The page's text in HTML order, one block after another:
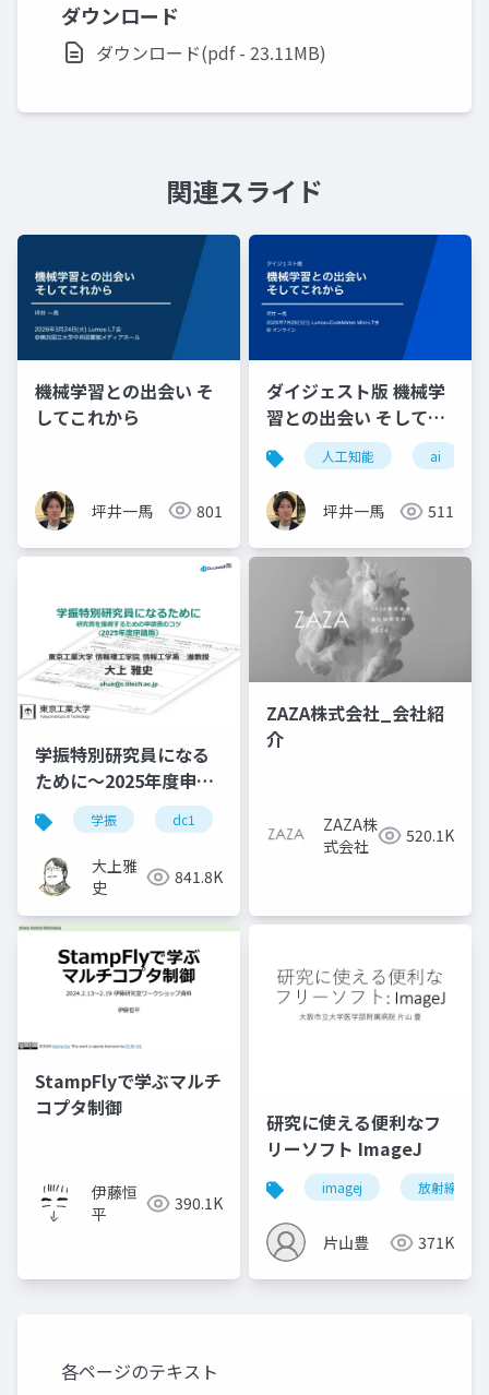
ダウンロード
ダウンロード(pdf - 23.11MB)
関連スライド
機械学習との出会い そ
してこれから
坪井一馬 801
ダイジェスト版 機械学
習との出会い そしてこ
れから 人工知能 ai
坪井一馬 511
学振特別研究員になる
ために～2025年度申請
版
学振 dc1 jsps
大上雅
史
841.8K
ZAZA株式会社_会社紹
介
ZAZA株
式会社
520.1K
StampFlyで学ぶマルチ
コプタ制御
伊藤恒
平
390.1K
研究に使える便利なフ
リーソフト ImageJ
imagej 放射線技師
片山豊 371K
各ページのテキスト